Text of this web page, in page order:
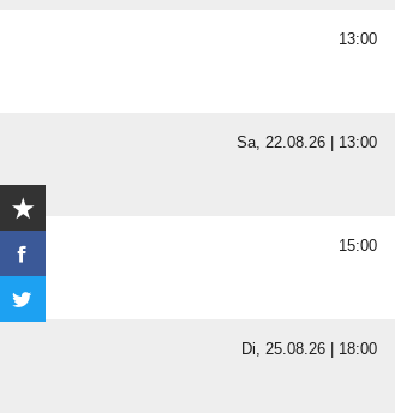
13:00
Sa, 22.08.26 | 13:00
15:00
Di, 25.08.26 | 18:00